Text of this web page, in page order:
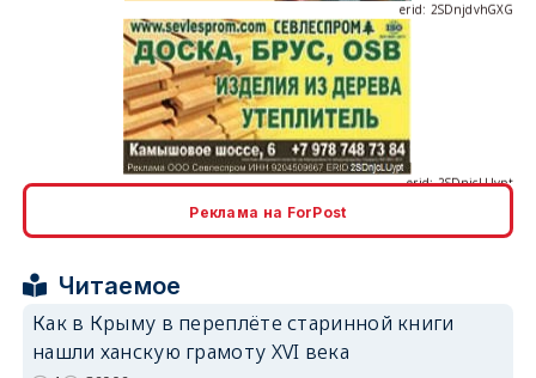
Реклама на ForPost
Читаемое
Как в Крыму в переплёте старинной книги
нашли ханскую грамоту XVI века